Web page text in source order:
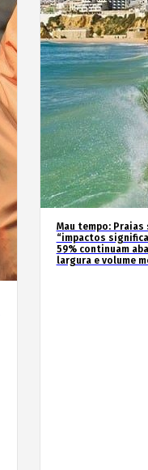
Mau tempo: Praias
“impactos
59% continuam
largura e volume